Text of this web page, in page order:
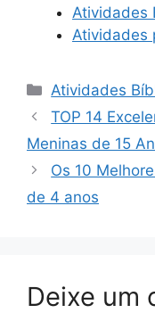
Atividades
Atividades
Categorias
Atividades
TOP 14
Meninas de 15
Os 10
de 4 anos
Deixe um